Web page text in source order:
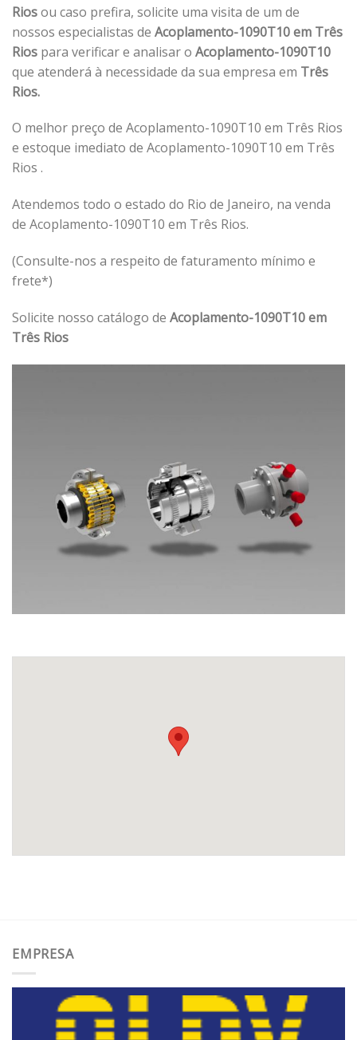
Riosou caso prefira, solicite uma visita de um de
nossos especialistas de Acoplamento-1090T10 em Três
Rios para verificar e analisar o Acoplamento-1090T10
que atenderá à necessidade da sua empresa em Três
Rios.
O melhor preço de Acoplamento-1090T10 em Três Rios
e estoque imediato de Acoplamento-1090T10 em Três
Rios .
Atendemos todo o estado do Rio de Janeiro, na venda
de Acoplamento-1090T10 em Três Rios.
(Consulte-nos a respeito de faturamento mínimo e
frete*)
Solicite nosso catálogo de Acoplamento-1090T10 em
Três Rios
EMPRESA